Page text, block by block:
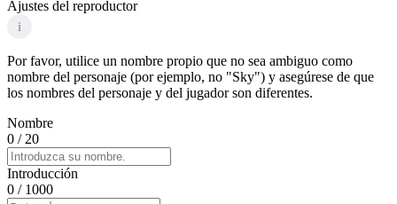
Ajustes del reproductor
i
Por favor, utilice un nombre propio que no sea ambiguo como
nombre del personaje (por ejemplo, no "Sky") y asegúrese de que
los nombres del personaje y del jugador son diferentes.
Nombre
0 / 20
Introducción
0 / 1000